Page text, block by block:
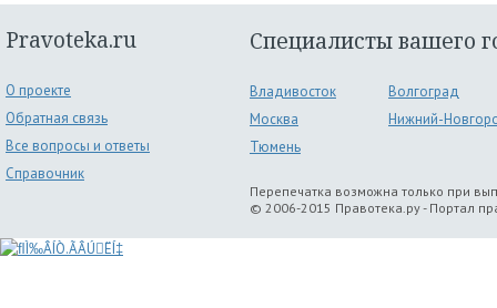
Pravoteka.ru
О проекте
Обратная связь
Все вопросы и ответы
Справочник
Специалисты вашего
Владивосток
Волгоград
Москва
Нижний-
Тюмень
Перепечатка возможна только при
© 2006-2015 Правотека.ру - Портал